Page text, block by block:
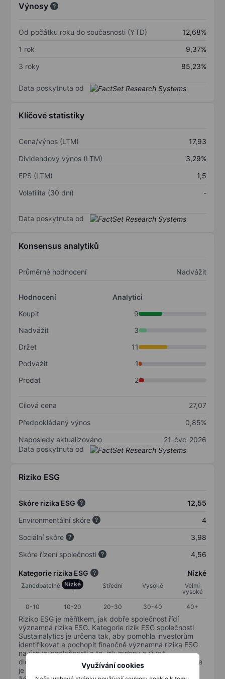
Využívání cookies
Výnosy
Od počátku roku do současnosti (YTD)
12,68%
1 rok
9,37%
3 roky
85,23%
Data poskytnuta od
Klíčové statistiky
Cena/výnos (LTM)
17,93
Dividendový výnos (LTM)
3,29%
EPS (LTM)
1,5
Volatilita (30 dní)
-
Data poskytnuta od
Konsensus analytiků
Průměrné hodnocení Nadvážit
Hodnocení
Analytici
Koupit
9
Nadvážit
3
Držet
11
Podvážit
1
Prodat
2
Cílová cena
27,07
Předpokládaný výnos
0,85%
Naposledy aktualizováno
21-čvc-2026
Data poskytnuta od
Riziko ESG
Skóre rizika ESG
12,55
Environmentální skóre
4
Sociální skóre
3,98
Skóre řízení společnosti
4,56
Kategorie rizika ESG Nízké
Zanedbatelné Nízké Střední Vysoké
Velmi
vysoké
0-10
10-20 20-30 30-40 40+
Riziko ESG je měřítkem, jak dobře společnost řídí
významná rizika ESG. Kategorie rizik ESG společnosti
Sustainalytics je určena tak, aby pomohla investorům
identifikovat a pochopit finančně významná rizika ESG
na úrovni společnosti a to, jak mohou ovlivnit
dlouhodobou výkonnost kapitálových investic. Stupnice
je od 0 do 100. Čím nižší riziko, tím lépe (0 znamená